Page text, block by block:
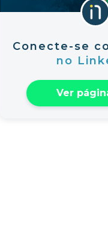
Conecte-se
no
Ver